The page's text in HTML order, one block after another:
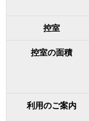
控室
控室の面積
利用のご案内